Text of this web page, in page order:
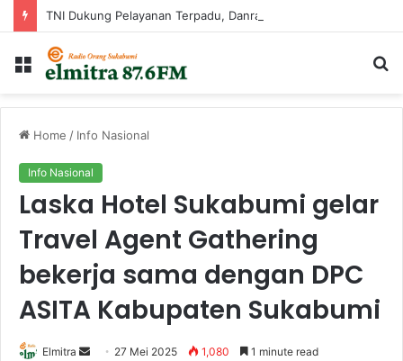
Menu
Home / Info Nasional
Info Nasional
Laska Hotel Sukabumi gelar
Travel Agent Gathering
bekerja sama dengan DPC
ASITA Kabupaten Sukabumi
Elmitra
Send 27 Mei 2025 1,080 1 minute read